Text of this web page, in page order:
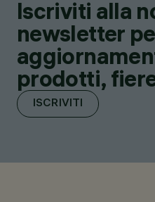
Iscriviti alla
newsletter
prodotti,
ISCRIVITI